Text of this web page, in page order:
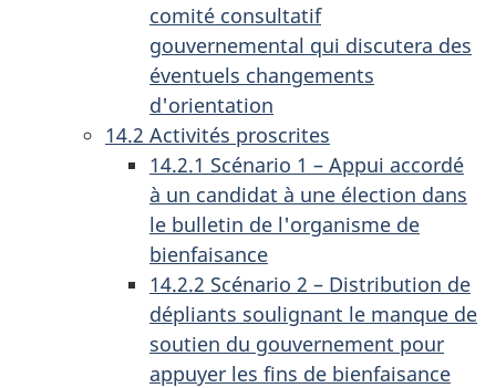
comité consultatif
gouvernemental qui discutera des
éventuels changements
d'orientation
14.2 Activités proscrites
14.2.1 Scénario 1 – Appui accordé
à un candidat à une élection dans
le bulletin de l'organisme de
bienfaisance
14.2.2 Scénario 2 – Distribution de
dépliants soulignant le manque de
soutien du gouvernement pour
appuyer les fins de bienfaisance